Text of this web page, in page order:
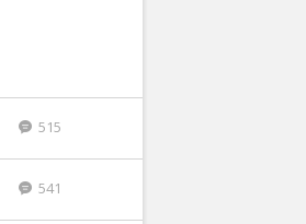
515
541